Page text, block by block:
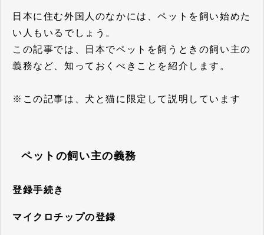
日本に住む外国人のなかには、ペットを飼い始めた
い人もいるでしょう。
この記事では、日本でペットを飼うときの飼い主の
義務など、知っておくべきことを紹介します。
※この記事は、犬と猫に限定して説明しています
ペットの飼い主の義務
登録手続き
マイクロチップの登録